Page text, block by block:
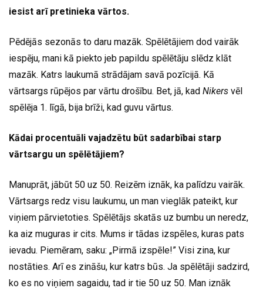
iesist arī pretinieka vārtos.
Pēdējās sezonās to daru mazāk. Spēlētājiem dod vairāk
iespēju, mani kā piekto jeb papildu spēlētāju slēdz klāt
mazāk. Katrs laukumā strādājam savā pozīcijā. Kā
vārtsargs rūpējos par vārtu drošību. Bet, jā, kad Nikers vēl
spēlēja 1. līgā, bija brīži, kad guvu vārtus.
Kādai procentuāli vajadzētu būt sadarbībai starp
vārtsargu un spēlētājiem?
Manuprāt, jābūt 50 uz 50. Reizēm iznāk, ka palīdzu vairāk.
Vārtsargs redz visu laukumu, un man vieglāk pateikt, kur
viņiem pārvietoties. Spēlētājs skatās uz bumbu un neredz,
ka aiz muguras ir cits. Mums ir tādas izspēles, kuras pats
ievadu. Piemēram, saku: „Pirmā izspēle!” Visi zina, kur
nostāties. Arī es zināšu, kur katrs būs. Ja spēlētāji sadzird,
ko es no viņiem sagaidu, tad ir tie 50 uz 50. Man iznāk